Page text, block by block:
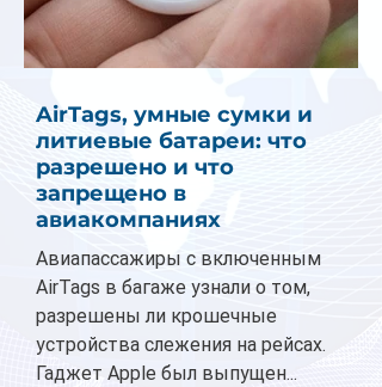
AirTags, умные сумки и
литиевые батареи: что
разрешено и что
запрещено в
авиакомпаниях
Авиапассажиры с включенным
AirTags в багаже узнали о том,
разрешены ли крошечные
устройства слежения на рейсах.
Гаджет Apple был выпущен...